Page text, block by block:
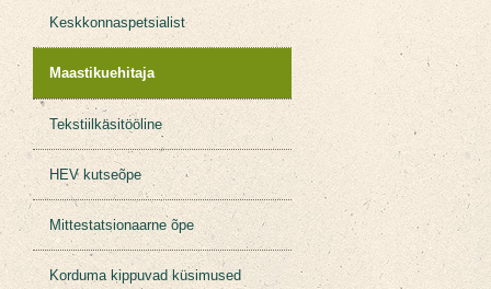
Keskkonnaspetsialist
Maastikuehitaja
Tekstiilkäsitööline
HEV kutseõpe
Mittestatsionaarne õpe
Korduma kippuvad küsimused